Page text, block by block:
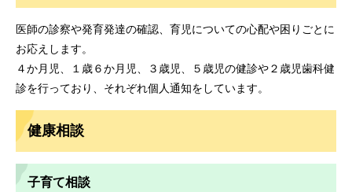
医師の診察や発育発達の確認、育児についての心配や困りごとに
お応えします。
４か月児、１歳６か月児、３歳児、５歳児の健診や２歳児歯科健
診を行っており、それぞれ個人通知をしています。
健康相談
子育て相談